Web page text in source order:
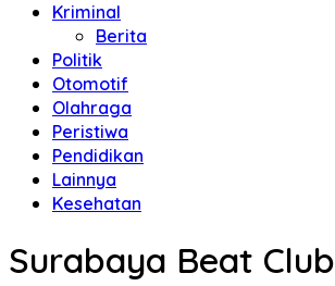
Kriminal
Berita
Politik
Otomotif
Olahraga
Peristiwa
Pendidikan
Lainnya
Kesehatan
Surabaya Beat Club